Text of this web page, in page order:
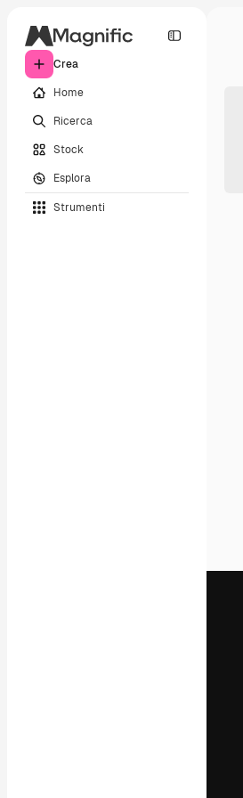
Crea
Home
Ricerca
Stock
Esplora
Strumenti